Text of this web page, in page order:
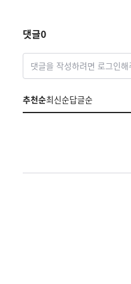
댓글0
댓글을 작성하려면 로그인해
추천순최신순답글순